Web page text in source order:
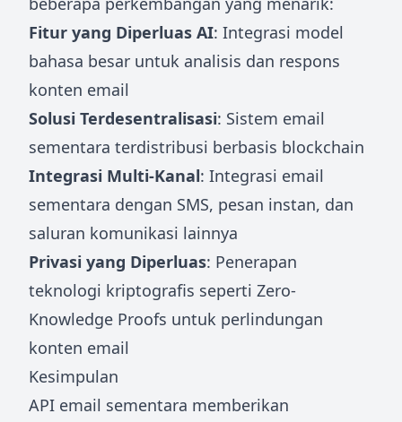
Fitur yang Diperluas AI: Integrasi model
bahasa besar untuk analisis dan respons
konten email
Solusi Terdesentralisasi: Sistem email
sementara terdistribusi berbasis blockchain
Integrasi Multi-Kanal: Integrasi email
sementara dengan SMS, pesan instan, dan
saluran komunikasi lainnya
Privasi yang Diperluas: Penerapan
teknologi kriptografis seperti Zero-
Knowledge Proofs untuk perlindungan
konten email
Kesimpulan
API email sementara memberikan